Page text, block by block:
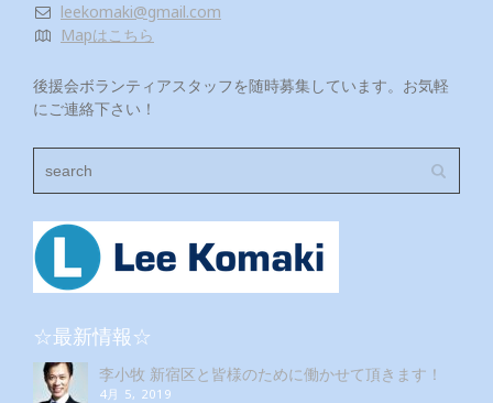
leekomaki@gmail.com
Mapはこちら
後援会ボランティアスタッフを随時募集しています。お気軽
にご連絡下さい！
☆最新情報☆
李小牧 新宿区と皆様のために働かせて頂きます！
4月 5, 2019